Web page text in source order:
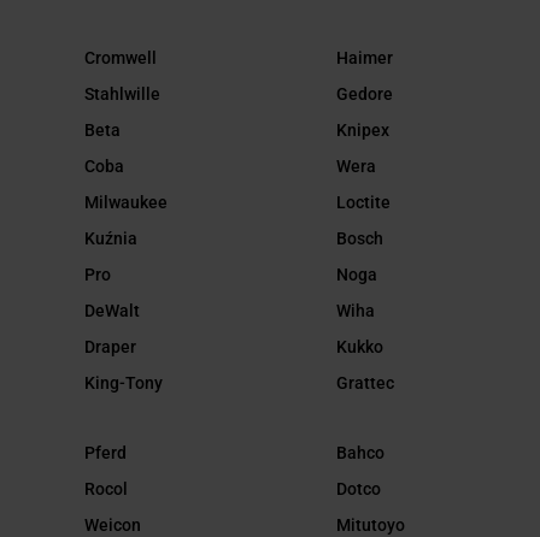
Cromwell
Stahlwille
Beta
Coba
Milwaukee
Kuźnia
Pro
DeWalt
Draper
King-Tony
Haimer
Gedore
Knipex
Wera
Loctite
Bosch
Noga
Wiha
Kukko
Grattec
Pferd
Rocol
Weicon
Bahco
Dotco
Mitutoyo